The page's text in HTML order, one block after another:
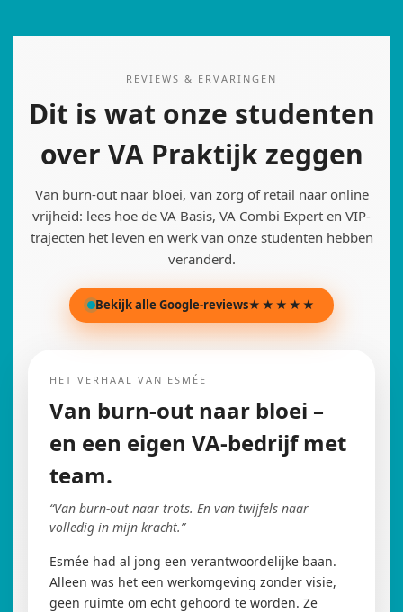
REVIEWS & ERVARINGEN
Dit is wat onze studenten
over VA Praktijk zeggen
Van burn-out naar bloei, van zorg of retail naar online
vrijheid: lees hoe de VA Basis, VA Combi Expert en VIP-
trajecten het leven en werk van onze studenten hebben
veranderd.
Bekijk alle Google-reviews★★★★★
HET VERHAAL VAN ESMÉE
Van burn-out naar bloei –
en een eigen VA-bedrijf met
team.
“Van burn-out naar trots. En van twijfels naar
volledig in mijn kracht.”
Esmée had al jong een verantwoordelijke baan.
Alleen was het een werkomgeving zonder visie,
geen ruimte om echt gehoord te worden. Ze